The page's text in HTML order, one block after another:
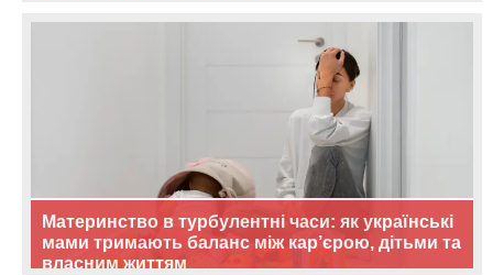
Материнство в турбулентні часи: як українські
мами тримають баланс між кар’єрою, дітьми та
власним життям